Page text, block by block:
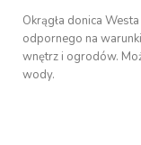
Okrągła donica
odpornego na
wnętrz i ogrodów.
wody.